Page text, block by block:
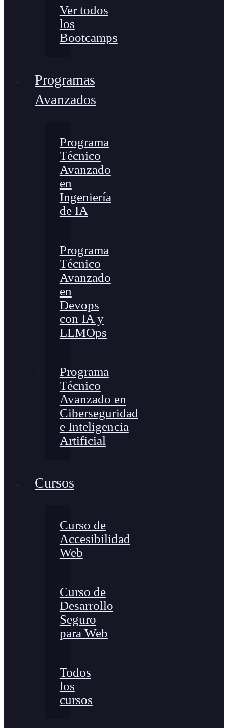
Ver todos
los
Bootcamps
Programas
Avanzados
Programa
Técnico
Avanzado
en
Ingeniería
de IA
Programa
Técnico
Avanzado
en
Devops
con IA y
LLMOps
Programa
Técnico
Avanzado en
Ciberseguridad
e Inteligencia
Artificial
Cursos
Curso de
Accesibilidad
Web
Curso de
Desarrollo
Seguro
para Web
Todos
los
cursos